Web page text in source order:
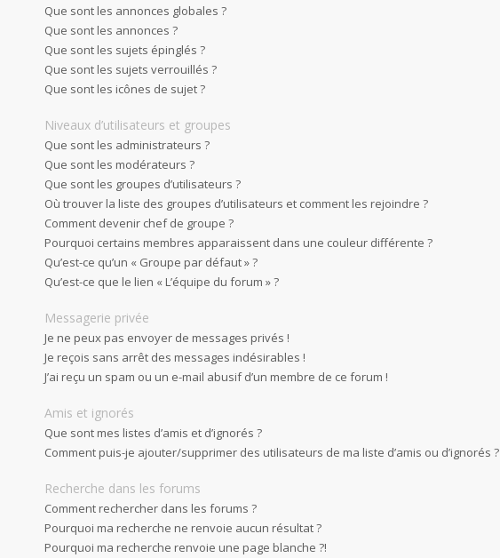
Que sont les annonces globales ?
Que sont les annonces ?
Que sont les sujets épinglés ?
Que sont les sujets verrouillés ?
Que sont les icônes de sujet ?
Niveaux d’utilisateurs et groupes
Que sont les administrateurs ?
Que sont les modérateurs ?
Que sont les groupes d’utilisateurs ?
Où trouver la liste des groupes d’utilisateurs et comment les rejoindre ?
Comment devenir chef de groupe ?
Pourquoi certains membres apparaissent dans une couleur différente ?
Qu’est-ce qu’un « Groupe par défaut » ?
Qu’est-ce que le lien « L’équipe du forum » ?
Messagerie privée
Je ne peux pas envoyer de messages privés !
Je reçois sans arrêt des messages indésirables !
J’ai reçu un spam ou un e-mail abusif d’un membre de ce forum !
Amis et ignorés
Que sont mes listes d’amis et d’ignorés ?
Comment puis-je ajouter/supprimer des utilisateurs de ma liste d’amis ou d’ignorés ?
Recherche dans les forums
Comment rechercher dans les forums ?
Pourquoi ma recherche ne renvoie aucun résultat ?
Pourquoi ma recherche renvoie une page blanche ?!